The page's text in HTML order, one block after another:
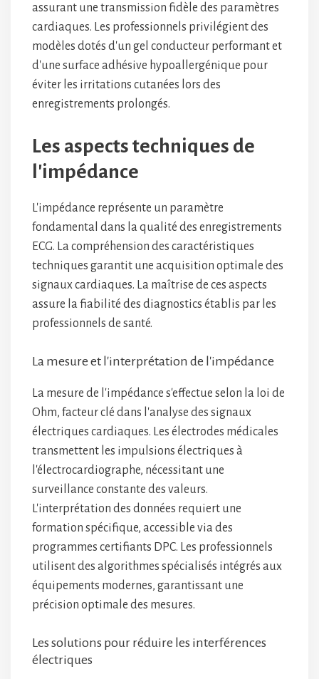
assurant une transmission fidèle des paramètres
cardiaques. Les professionnels privilégient des
modèles dotés d'un gel conducteur performant et
d'une surface adhésive hypoallergénique pour
éviter les irritations cutanées lors des
enregistrements prolongés.
Les aspects techniques de
l'impédance
L'impédance représente un paramètre
fondamental dans la qualité des enregistrements
ECG. La compréhension des caractéristiques
techniques garantit une acquisition optimale des
signaux cardiaques. La maîtrise de ces aspects
assure la fiabilité des diagnostics établis par les
professionnels de santé.
La mesure et l'interprétation de l'impédance
La mesure de l'impédance s'effectue selon la loi de
Ohm, facteur clé dans l'analyse des signaux
électriques cardiaques. Les électrodes médicales
transmettent les impulsions électriques à
l'électrocardiographe, nécessitant une
surveillance constante des valeurs.
L'interprétation des données requiert une
formation spécifique, accessible via des
programmes certifiants DPC. Les professionnels
utilisent des algorithmes spécialisés intégrés aux
équipements modernes, garantissant une
précision optimale des mesures.
Les solutions pour réduire les interférences
électriques